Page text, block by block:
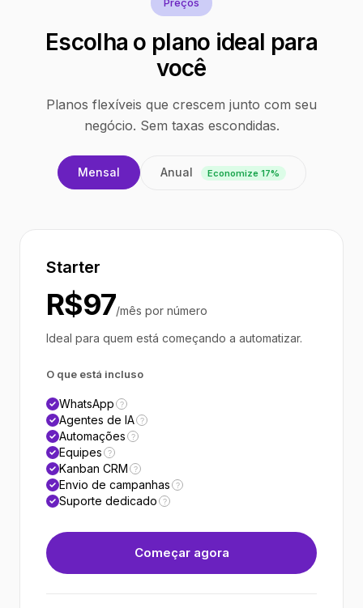
Escolha o plano ideal para
você
Planos flexíveis que crescem junto com seu
negócio. Sem taxas escondidas.
Mensal Anual Economize 17%
Starter
R$97/mês por número
Ideal para quem está começando a automatizar.
O que está incluso
WhatsApp ?
Agentes de IA ?
Automações ?
Equipes ?
Kanban CRM ?
Envio de campanhas ?
Suporte dedicado ?
Começar agora